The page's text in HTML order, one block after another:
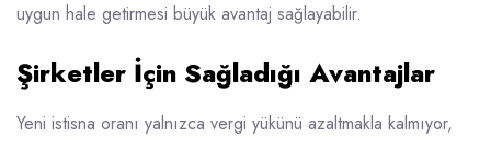
uygun hale getirmesi büyük avantaj sağlayabilir.
Şirketler İçin Sağladığı Avantajlar
Yeni istisna oranı yalnızca vergi yükünü azaltmakla kalmıyor,